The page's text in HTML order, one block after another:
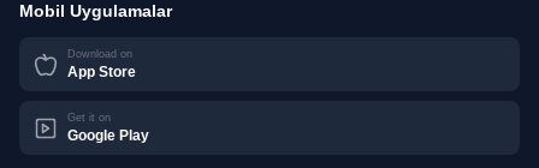
Mobil Uygulamalar
Download on
App Store
Get it on
Google Play